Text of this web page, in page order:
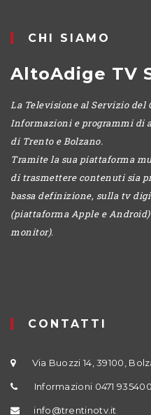
CHI SIAMO
AltoAdige TV
La Televisione al Servizio del
Informazioni e programmi di
di Trento e Bolzano.
Tramite la sua piattaforma
di trasmettere contenuti sia
bassa definizione, sulla tv
(piattaforma Apple e
monitor).
CONTATTI
Via Buozzi 14, 39100,
Informazioni 0471 935400
info@trentinotv.it